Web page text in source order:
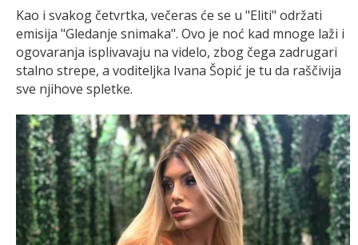
Kao i svakog četvrtka, večeras će se u "Eliti" održati
emisija "Gledanje snimaka". Ovo je noć kad mnoge laži i
ogovaranja isplivavaju na videlo, zbog čega zadrugari
stalno strepe, a voditeljka Ivana Šopić je tu da raščivija
sve njihove spletke.